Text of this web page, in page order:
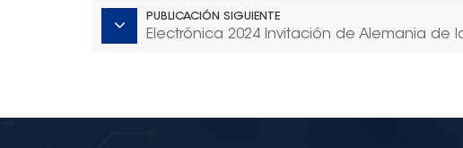
PUBLICACIÓN SIGUIENTE
Electrónica 2024 Invitación de Alemania de